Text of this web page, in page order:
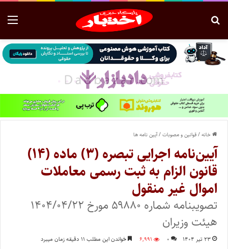
خانه/قوانین و مصوبات/آیین نامه ها
آیین‌نامه اجرایی تبصره (۳) ماده (۱۴)
قانون الزام به ثبت رسمی معاملات
اموال غیر منقول
تصویبنامه شماره ۵۹۸۸۰ مورخ ۱۴۰۴/۰۴/۲۲
هیئت وزیران
۲۳ تیر ۱۴۰۴ ۰ ۶,۹۹۱ خواندن این مطلب ۱۱ دقیقه زمان میبرد